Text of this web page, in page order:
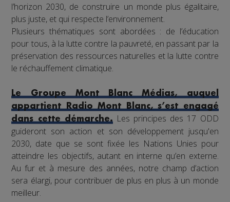
l’horizon 2030, de construire un monde plus égalitaire,
plus juste, et qui respecte l’environnement.
Plusieurs thématiques sont abordées : de l’éducation
pour tous, à la lutte contre la pauvreté, en passant par la
préservation des ressources naturelles et la lutte contre
le réchauffement climatique.
Le Groupe Mont Blanc Médias, auquel
appartient Radio Mont Blanc, s’est engagé
dans cette démarche.Les principes des 17 ODD
guideront son action et son développement jusqu'en
2030, date que se sont fixée les Nations Unies pour
atteindre les objectifs, autant en interne qu’en externe.
Au fur et à mesure des années, notre champ d’action
sera élargi, pour contribuer de plus en plus à un monde
meilleur.